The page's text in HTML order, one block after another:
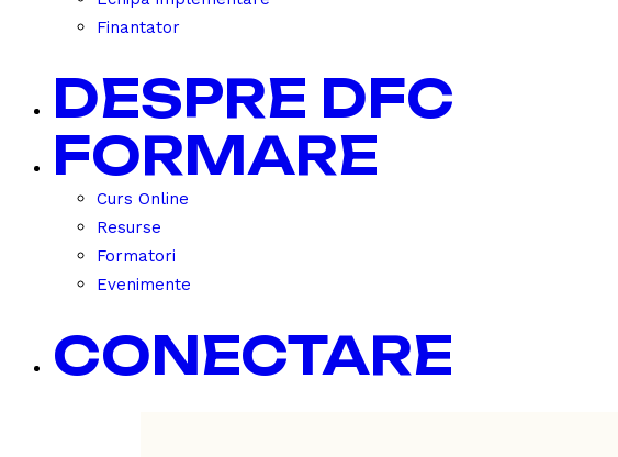
Finantator
DESPRE DFC
FORMARE
Curs Online
Resurse
Formatori
Evenimente
CONECTARE